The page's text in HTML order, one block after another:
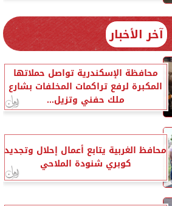
آخر الأخبار
محافظة الإسكندرية تواصل حملاتها
المكبرة لرفع تراكمات المخلفات بشارع
ملك حفني وتزيل...
محافظ الغربية يتابع أعمال إحلال وتجديد
كوبري شنودة الملاحي